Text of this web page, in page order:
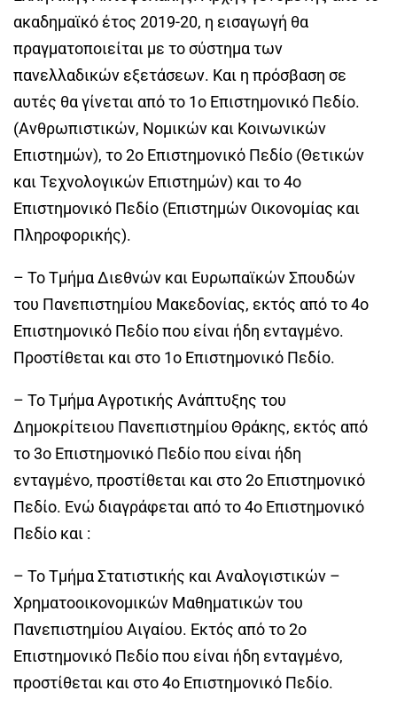
ακαδημαϊκό έτος 2019-20, η εισαγωγή θα
πραγματοποιείται με το σύστημα των
πανελλαδικών εξετάσεων. Και η πρόσβαση σε
αυτές θα γίνεται από το 1ο Επιστημονικό Πεδίο.
(Ανθρωπιστικών, Νομικών και Κοινωνικών
Επιστημών), το 2ο Επιστημονικό Πεδίο (Θετικών
και Τεχνολογικών Επιστημών) και το 4ο
Επιστημονικό Πεδίο (Επιστημών Οικονομίας και
Πληροφορικής).
– Το Τμήμα Διεθνών και Ευρωπαϊκών Σπουδών
του Πανεπιστημίου Μακεδονίας, εκτός από το 4ο
Επιστημονικό Πεδίο που είναι ήδη ενταγμένο.
Προστίθεται και στο 1ο Επιστημονικό Πεδίο.
– Το Τμήμα Αγροτικής Ανάπτυξης του
Δημοκρίτειου Πανεπιστημίου Θράκης, εκτός από
το 3ο Επιστημονικό Πεδίο που είναι ήδη
ενταγμένο, προστίθεται και στο 2ο Επιστημονικό
Πεδίο. Ενώ διαγράφεται από το 4ο Επιστημονικό
Πεδίο και :
– Το Τμήμα Στατιστικής και Αναλογιστικών –
Χρηματοοικονομικών Μαθηματικών του
Πανεπιστημίου Αιγαίου. Εκτός από το 2ο
Επιστημονικό Πεδίο που είναι ήδη ενταγμένο,
προστίθεται και στο 4ο Επιστημονικό Πεδίο.